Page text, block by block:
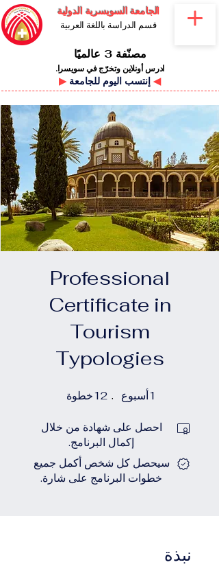
الجامعة السويسرية الدولية
قسم الدراسة باللغة العربية
مصنّفة 3 عالميًا
ادرس أونلاين وتخرّج في سويسرا.
▶ ◀
Professional
Certificate in
Tourism
Typologies
1أسبوع 12خطوة
احصل على شهادة من خلال
إكمال البرنامج.
سيحصل كل شخص أكمل جميع
خطوات البرنامج على شارة.
نبذة